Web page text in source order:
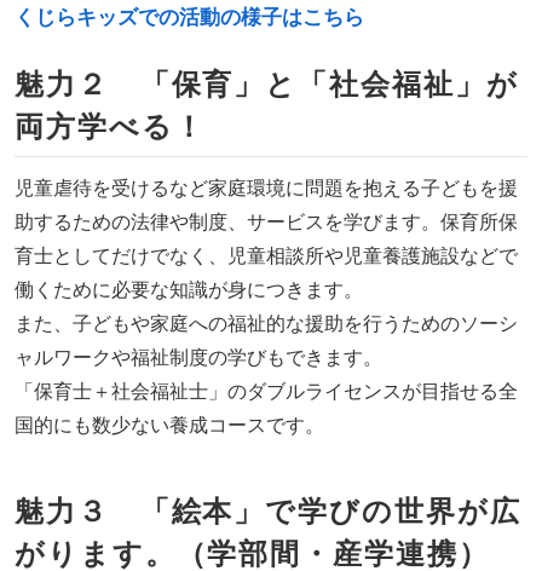
くじらキッズでの活動の様子はこちら
魅力２ 「保育」と「社会福祉」が
両方学べる！
児童虐待を受けるなど家庭環境に問題を抱える子どもを援
助するための法律や制度、サービスを学びます。保育所保
育士としてだけでなく、児童相談所や児童養護施設などで
働くために必要な知識が身につきます。
また、子どもや家庭への福祉的な援助を行うためのソーシ
ャルワークや福祉制度の学びもできます。
「保育士＋社会福祉士」のダブルライセンスが目指せる全
国的にも数少ない養成コースです。
魅力３ 「絵本」で学びの世界が広
がります。（学部間・産学連携）